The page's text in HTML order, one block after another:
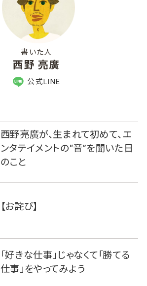
書いた人
西野 亮廣
公式LINE
西野亮廣が、生まれて初めて、エ
ンタテイメントの“音”を聞いた日
のこと
【お詫び】
「好きな仕事」じゃなくて「勝てる
仕事」をやってみよう